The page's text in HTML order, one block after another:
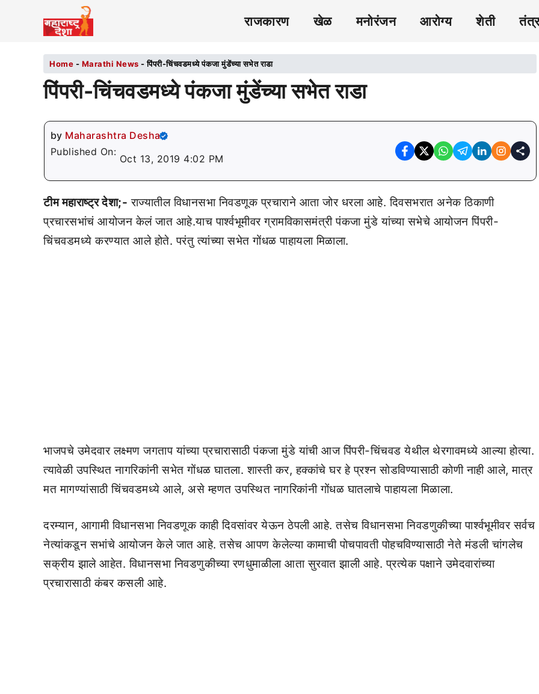
राजकारण खेळ मनोरंजन आरोग्य शेती
Home - Marathi News -पिंपरी-चिंचवडमध्ये पंकजा मुंडेंच्या सभेत राडा
पिंपरी-चिंचवडमध्ये पंकजा मुंडेंच्या सभेत राडा
by Maharashtra Desha
Published On:
Oct 13, 2019 4:02 PM
टीम महाराष्ट्र देशा;- राज्यातील विधानसभा निवडणूक प्रचाराने आता जोर धरला आहे. दिवसभरात अनेक ठिकाणी
प्रचारसभांचं आयोजन केलं जात आहे.याच पार्श्वभूमीवर ग्रामविकासमंत्री पंकजा मुंडे यांच्या सभेचे आयोजन पिंपरी-
चिंचवडमध्ये करण्यात आले होते. परंतु त्यांच्या सभेत गोंधळ पाहायला मिळाला.
भाजपचे उमेदवार लक्ष्मण जगताप यांच्या प्रचारासाठी पंकजा मुंडे यांची आज पिंपरी-चिंचवड येथील थेरगावमध्ये आल्या होत्या.
त्यावेळी उपस्थित नागरिकांनी सभेत गोंधळ घातला. शास्ती कर, हक्कांचे घर हे प्रश्न सोडविण्यासाठी कोणी नाही आले, मात्र
मत मागण्यांसाठी चिंचवडमध्ये आले, असे म्हणत उपस्थित नागरिकांनी गोंधळ घातलाचे पाहायला मिळाला.
दरम्यान, आगामी विधानसभा निवडणूक काही दिवसांवर येऊन ठेपली आहे. तसेच विधानसभा निवडणुकीच्या पार्श्वभूमीवर सर्वच
नेत्यांकडून सभांचे आयोजन केले जात आहे. तसेच आपण केलेल्या कामाची पोचपावती पोहचविण्यासाठी नेते मंडली चांगलेच
सक्रीय झाले आहेत. विधानसभा निवडणुकीच्या रणधुमाळीला आता सुरवात झाली आहे. प्रत्येक पक्षाने उमेदवारांच्या
प्रचारासाठी कंबर कसली आहे.